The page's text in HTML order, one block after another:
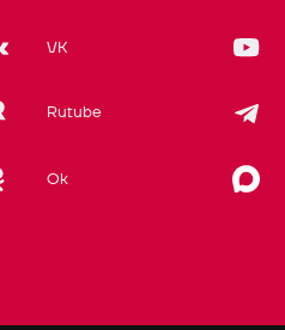
VK
Rutube
Ok